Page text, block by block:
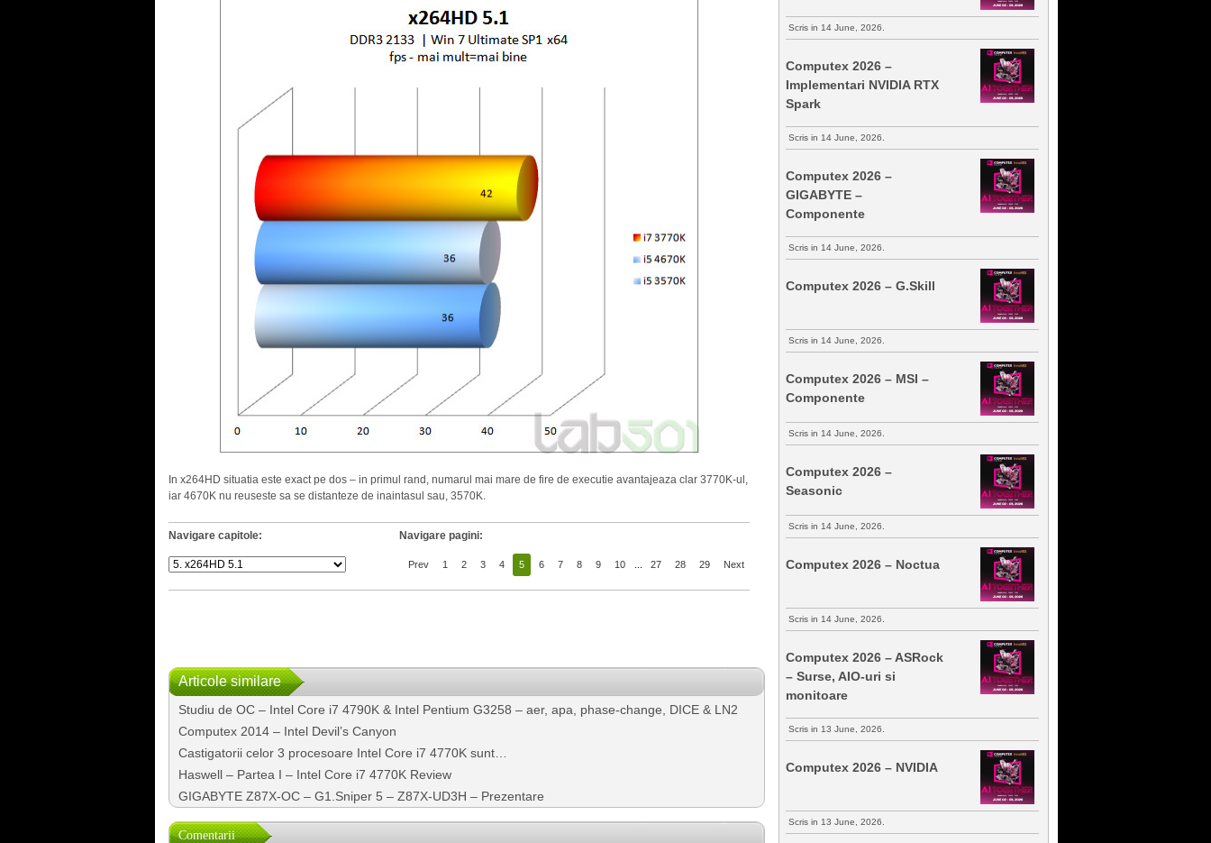
In x264HD situatia este exact pe dos – in primul rand, numarul mai mare de fire de executie avantajeaza clar 3770K-ul,
iar 4670K nu reuseste sa se distanteze de inaintasul sau, 3570K.
Navigare capitole: Navigare pagini:
Prev 1 2 3 4 5 6 7 8 9 10 27 28 29 Next
Articole similare
Studiu de OC – Intel Core i7 4790K & Intel Pentium G3258 – aer, apa, phase-change, DICE & LN2
Computex 2014 – Intel Devil’s Canyon
Castigatorii celor 3 procesoare Intel Core i7 4770K sunt…
Haswell – Partea I – Intel Core i7 4770K Review
GIGABYTE Z87X-OC – G1.Sniper 5 – Z87X-UD3H – Prezentare
Comentarii
Scris in 14 June, 2026.
Computex 2026 –
Implementari NVIDIA RTX
Spark
Scris in 14 June, 2026.
Computex 2026 –
GIGABYTE –
Componente
Scris in 14 June, 2026.
Computex 2026 – G.Skill
Scris in 14 June, 2026.
Computex 2026 – MSI –
Componente
Scris in 14 June, 2026.
Computex 2026 –
Seasonic
Scris in 14 June, 2026.
Computex 2026 – Noctua
Scris in 14 June, 2026.
Computex 2026 – ASRock
– Surse, AIO-uri si
monitoare
Scris in 13 June, 2026.
Computex 2026 – NVIDIA
Scris in 13 June, 2026.